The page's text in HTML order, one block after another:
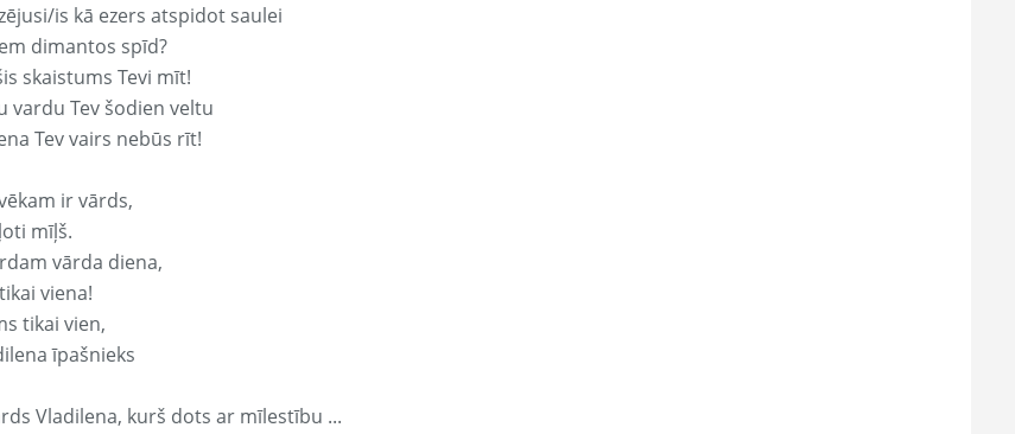
is kā ezers atspidot saulei
dimantos spīd?
skaistums Tevi mīt!
vardu Tev šodien veltu
Tev vairs nebūs rīt!
ir vārds,
mīļš.
vārda diena,
viena!
tikai vien,
īpašnieks
Vladilena, kurš dots ar mīlestību ...